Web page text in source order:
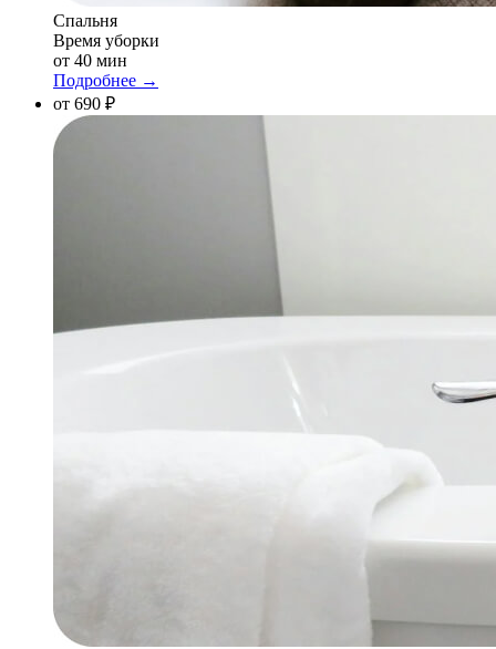
Спальня
Время уборки
от 40 мин
Подробнее →
от 690 ₽